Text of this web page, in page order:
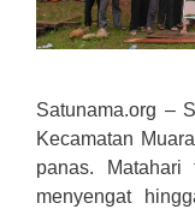
Satunama.org –
Kecamatan
panas.
menyengat